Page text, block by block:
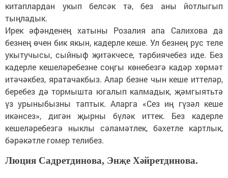
китаплардан укып белсәк тә, без аны йотлыгып
тыңладык.
Ирек әфәнденең хатыны Розалия апа Салихова да
безнең өчен бик якын, кадерле кеше. Ул безнең рус теле
укытучысы, сыйныф җитәкчесе, тәрбиячебез иде. Без
кадерле кешеләребезне соңгы көнебезгә кадәр хөрмәт
итәчәкбез, яратачакбыз. Алар безне чын кеше иттеләр,
беребез дә тормышта югалып калмадык, җәмгыятьтә
үз урыныбызны таптык. Аларга «Сез иң гүзәл кеше
икәнсез», дигән җырны бүләк иттек. Без кадерле
кешеләребезгә ныклы сәламәтлек, бәхетле картлык,
бәрәкәтле гомер телибез.
Люция Садретдинова, Энҗе Хәйретдинова.